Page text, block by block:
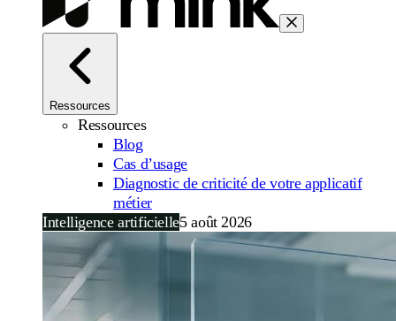
Ressources
Ressources
Blog
Cas d’usage
Diagnostic de criticité de votre applicatif
métier
Intelligence artificielle5 août 2026